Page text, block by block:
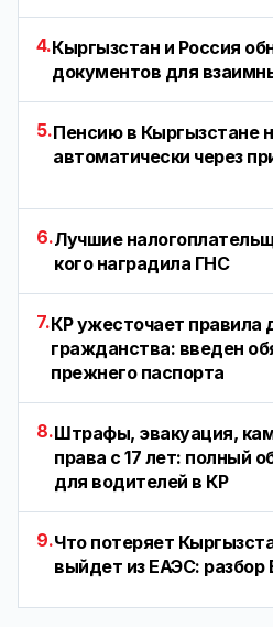
4.Кыргызстан и Россия
документов для
5.Пенсию в Кыргызстане
автоматически через
6.Лучшие
кого наградила ГНС
7.КР ужесточает правила
гражданства: введен
прежнего паспорта
8.Штрафы, эвакуация,
права с 17 лет: полный
для водителей в КР
9.Что потеряет
выйдет из ЕАЭС: разбор